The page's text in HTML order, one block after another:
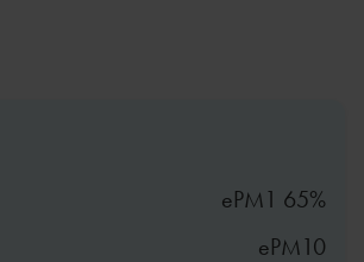
ePM1 65%
ePM10